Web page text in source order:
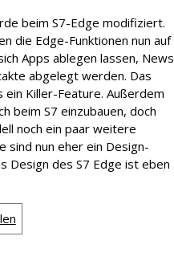
beim S7-Edge modifiziert.
die Edge-Funktionen nun auf
Apps ablegen lassen, News
abgelegt werden. Das
Killer-Feature. Außerdem
beim S7 einzubauen, doch
noch ein paar weitere
sind nun eher ein Design-
Design des S7 Edge ist eben